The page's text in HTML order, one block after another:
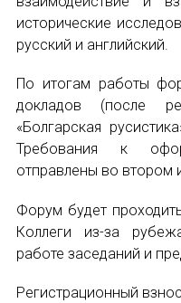
50 лет
Архив
КОНГРЕССЫ
исторические
русский и английский.
По итогам работы
докладов (после
«Болгарская
Требования к
отправлены во
Форум будет
Коллеги из-за
работе заседаний и
Регистрационный